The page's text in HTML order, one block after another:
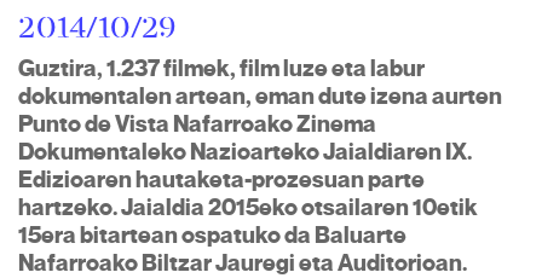
2014/10/29
Guztira, 1.237 filmek, film luze eta labur
dokumentalen artean, eman dute izena aurten
Punto de Vista Nafarroako Zinema
Dokumentaleko Nazioarteko Jaialdiaren IX.
Edizioaren hautaketa-prozesuan parte
hartzeko. Jaialdia 2015eko otsailaren 10etik
15era bitartean ospatuko da Baluarte
Nafarroako Biltzar Jauregi eta Auditorioan.